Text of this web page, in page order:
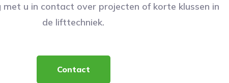
u in contact over projecten of korte klussen in
de lifttechniek.
Contact